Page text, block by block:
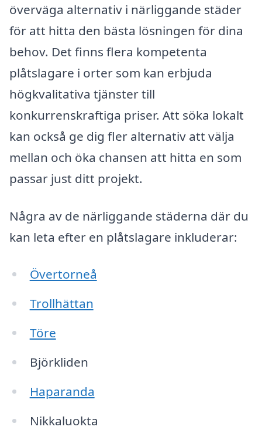
överväga alternativ i närliggande städer
för att hitta den bästa lösningen för dina
behov. Det finns flera kompetenta
plåtslagare i orter som kan erbjuda
högkvalitativa tjänster till
konkurrenskraftiga priser. Att söka lokalt
kan också ge dig fler alternativ att välja
mellan och öka chansen att hitta en som
passar just ditt projekt.
Några av de närliggande städerna där du
kan leta efter en plåtslagare inkluderar:
Övertorneå
Trollhättan
Töre
Björkliden
Haparanda
Nikkaluokta